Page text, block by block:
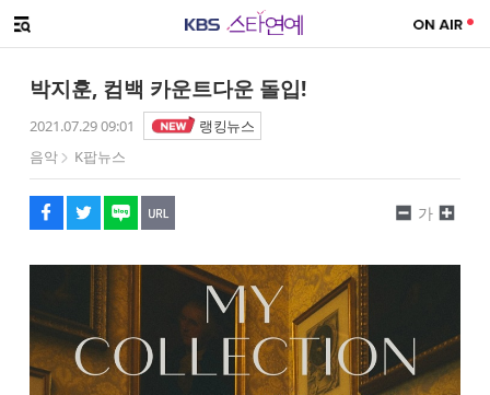
메뉴 열기
박지훈, 컴백 카운트다운 돌입!
2021.07.29 09:01
랭킹뉴스
음악
K팝뉴스
페이스북
트위터
네이버
URL복사
글씨 작게보기
가
글씨 크게보기
해시태그